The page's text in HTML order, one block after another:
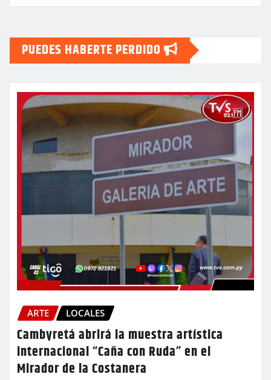
PUEDES HABERTE PERDIDO
ARTE LOCALES
Cambyretá abrirá la muestra artística
internacional “Caña con Ruda” en el
Mirador de la Costanera